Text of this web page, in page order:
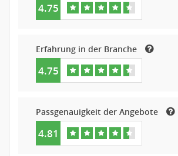
4.75
Erfahrung in der Branche
4.75
Passgenauigkeit der Angebote
4.81